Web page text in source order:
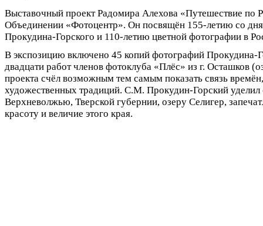
Выставочный проект Радомира Алехова «Путешествие по
Объединении «Фотоцентр». Он посвящён 155-летию со
Прокудина-Горского и 110-летию цветной фотографии в
В экспозицию включено 45 копий фотографий Прокудина-
двадцати работ членов фотоклуба «Плёс» из г. Осташков
проекта счёл возможным тем самым показать связь
художественных традиций. С.М. Прокудин-Горский уделил
Верхневолжью, Тверской губернии, озеру Селигер,
красоту и величие этого края.